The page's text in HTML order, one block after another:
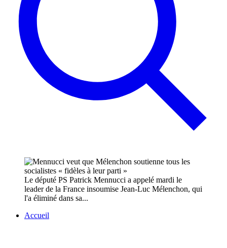
Le député PS Patrick Mennucci a appelé mardi le
leader de la France insoumise Jean-Luc Mélenchon, qui
l'a éliminé dans sa...
Accueil